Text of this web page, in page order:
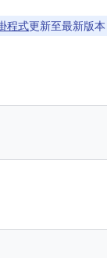
程式更新至最新版